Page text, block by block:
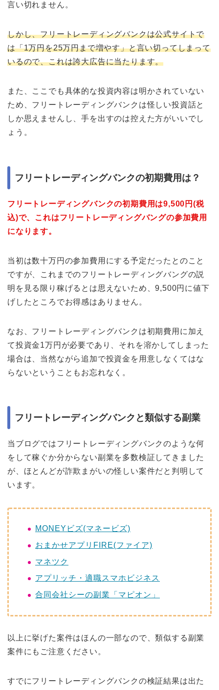
言い切れません。
しかし、フリートレーディングバンクは公式サイトで
は「1万円を25万円まで増やす」と言い切ってしまって
いるので、これは誇大広告に当たります。
また、ここでも具体的な投資内容は明かされていない
ため、フリートレーディングバンクは怪しい投資話と
しか思えませんし、手を出すのは控えた方がいいでし
ょう。
フリートレーディングバンクの初期費用は？
フリートレーディングバンクの初期費用は9,500円(税
込)で、これはフリートレーディングバングの参加費用
になります。
当初は数十万円の参加費用にする予定だったとのこと
ですが、これまでのフリートレーディングバングの説
明を見る限り稼げるとは思えないため、9,500円に値下
げしたところでお得感はありません。
なお、フリートレーディングバンクは初期費用に加え
て投資金1万円が必要であり、それを溶かしてしまった
場合は、当然ながら追加で投資金を用意しなくてはな
らないということもお忘れなく。
フリートレーディングバンクと類似する副業
当ブログではフリートレーディングバンクのような何
をして稼ぐか分からない副業を多数検証してきました
が、ほとんどが詐欺まがいの怪しい案件だと判明して
います。
MONEYビズ(マネービズ)
おまかせアプリFIRE(ファイア)
マネツク
アプリッチ・適職スマホビジネス
合同会社シーの副業「マピオン」
以上に挙げた案件はほんの一部なので、類似する副業
案件にもご注意ください。
すでにフリートレーディングバンクの検証結果は出た